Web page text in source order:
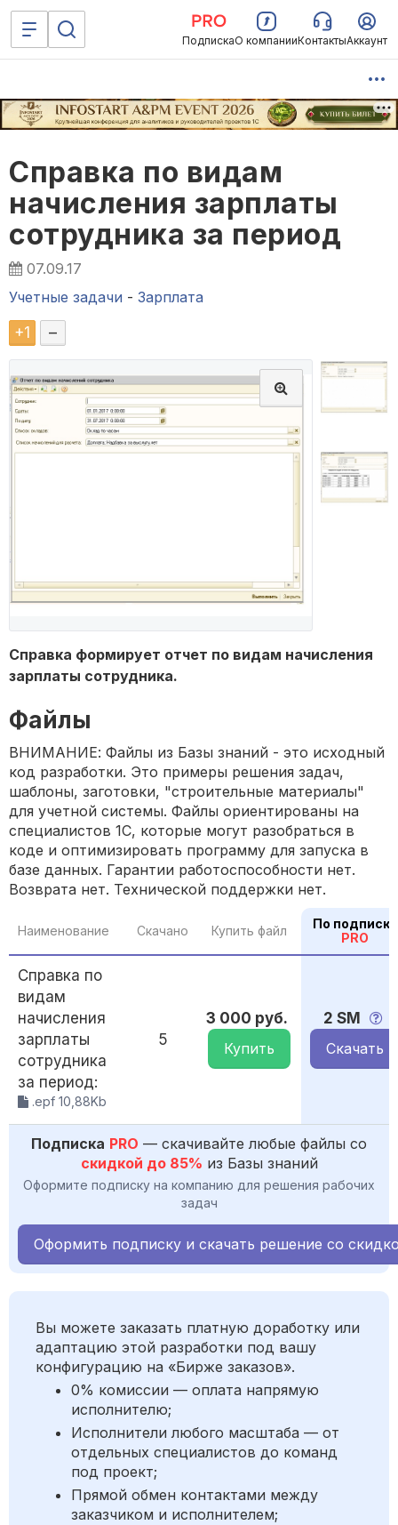
ПодпискаО компанииКонтактыАккаунт
Справка по видам
начисления зарплаты
сотрудника за период
07.09.17
Учетные задачи - Зарплата
+1 –
Справка формирует отчет по видам начисления
зарплаты сотрудника.
Файлы
ВНИМАНИЕ: Файлы из Базы знаний - это исходный
код разработки. Это примеры решения задач,
шаблоны, заготовки, "строительные материалы"
для учетной системы. Файлы ориентированы на
специалистов 1С, которые могут разобраться в
коде и оптимизировать программу для запуска в
базе данных. Гарантии работоспособности нет.
Возврата нет. Технической поддержки нет.
Наименование Скачано Купить файл
По подписке
PRO
Справка по
видам
начисления
зарплаты
сотрудника
за период:
.epf 10,88Kb
5
3 000 руб.
Купить
2 SM
Скачать
Подписка PRO — скачивайте любые файлы со
скидкой до 85% из Базы знаний
Оформите подписку на компанию для решения рабочих
задач
Оформить подписку и скачать решение со
Вы можете заказать платную доработку или
адаптацию этой разработки под вашу
конфигурацию на «Бирже заказов».
0% комиссии — оплата напрямую
исполнителю;
Исполнители любого масштаба — от
отдельных специалистов до команд
под проект;
Прямой обмен контактами между
заказчиком и исполнителем;